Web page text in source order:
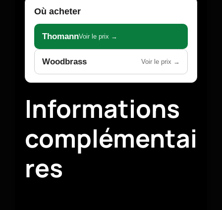
Où acheter
ThomannVoir le prix →
Woodbrass Voir le prix →
Informations
complémentai
res